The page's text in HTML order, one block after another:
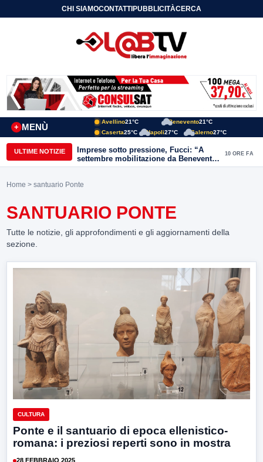
CHI SIAMOCONTATTIPUBBLICITÀCERCA
MENÙ
+
Avellino21°C Benevento21°C
Caserta25°C Napoli27°C Salerno27°C
ULTIME NOTIZIE
Imprese sotto pressione, Fucci: “A
settembre mobilitazione da Benevento
e Avellino”
10 ORE FA
Home > santuario Ponte
SANTUARIO PONTE
Tutte le notizie, gli approfondimenti e gli aggiornamenti della
sezione.
CULTURA
Ponte e il santuario di epoca ellenistico-
romana: i preziosi reperti sono in mostra
28 FEBBRAIO 2025